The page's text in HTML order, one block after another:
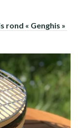
rond « Genghis »